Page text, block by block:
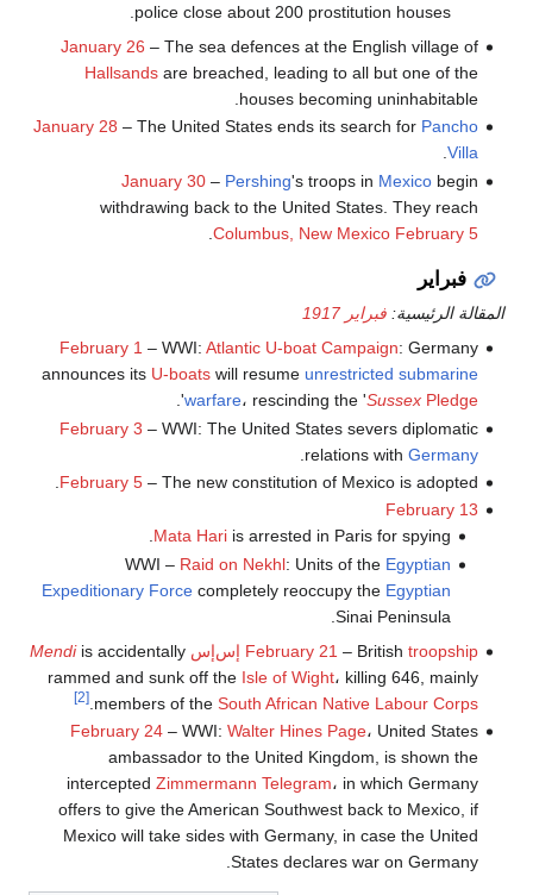
police close about 200 prostitution houses.
January 26 – The sea defences at the English village of
Hallsandsare breached, leading to all but one of the
houses becoming uninhabitable.
January 28 – The United States ends its search for Pancho
Villa
.
January 30– Pershing's troops in Mexicobegin
withdrawing back to the United States. They reach
Columbus, New Mexico February 5
فبراير
المقالة الرئيسية: فبراير 1917
February 1 – WWI: Atlantic U-boat Campaign: Germany
announces its U-boatswill resume unrestricted submarine
warfare، rescinding the 'SussexPledge
'.
February 3 – WWI: The United States severs diplomatic
relations with Germany
February 5– The new constitution of Mexico is adopted.
February 13
Mata Hari is arrested in Paris for spying.
WWI – Raid on Nekhl: Units of the Egyptian
Expeditionary Force completely reoccupy the Egyptian
Sinai Peninsula.
February 21 – British troopship إس‌إس Mendiis accidentally
rammed and sunk off the Isle of Wight، killing 646, mainly
members of the South African Native Labour Corps
.
[2]
February 24– WWI: Walter Hines Page، United States
ambassador to the United Kingdom, is shown the
intercepted Zimmermann Telegram، in which Germany
offers to give the American Southwest back to Mexico, if
Mexico will take sides with Germany, in case the United
States declares war on Germany.